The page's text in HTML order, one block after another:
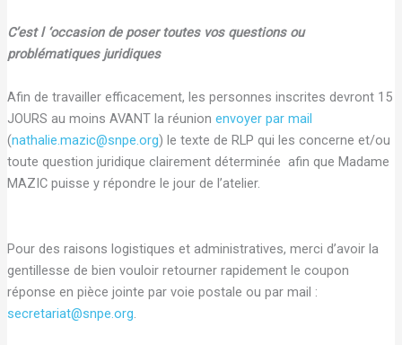
C’est l ‘occasion de poser toutes vos questions ou
problématiques juridiques
Afin de travailler efficacement, les personnes inscrites devront 15
JOURS au moins AVANT la réunion envoyer par mail
(nathalie.mazic@snpe.org) le texte de RLP qui les concerne et/ou
toute question juridique clairement déterminée afin que Madame
MAZIC puisse y répondre le jour de l’atelier.
Pour des raisons logistiques et administratives, merci d’avoir la
gentillesse de bien vouloir retourner rapidement le coupon
réponse en pièce jointe par voie postale ou par mail :
secretariat@snpe.org.